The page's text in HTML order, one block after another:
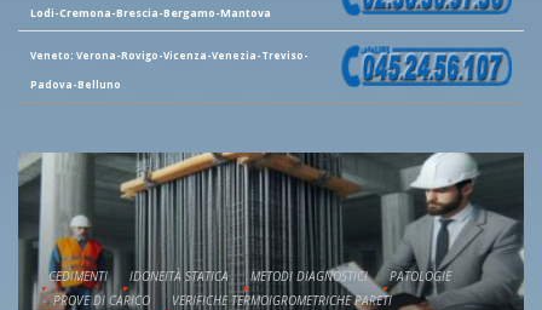
Lodi-Cremona-Brescia-Bergamo-Mantova
Veneto: Verona-Rovigo-Vicenza-Venezia-Treviso-
Padova-Belluno
CEDIMENTI IDONEITÀ STATICA METODI DIAGNOSTICI
PATOLOGIE
PROVE DI CARICO
VERIFICHE TERMOIGROMETRICHE PARETI